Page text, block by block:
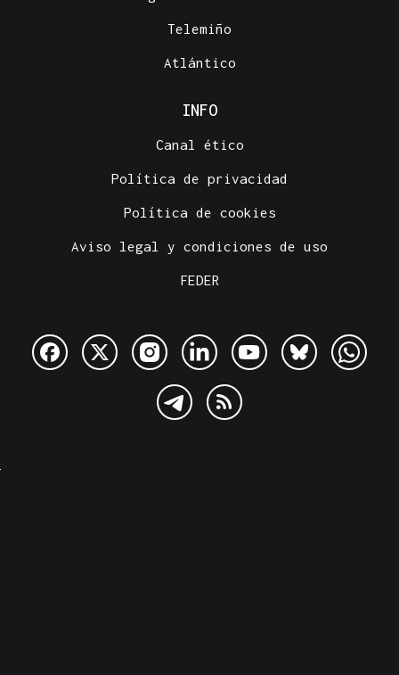
Telemiño
Atlántico
INFO
Canal ético
Política de privacidad
Política de cookies
Aviso legal y condiciones de uso
FEDER